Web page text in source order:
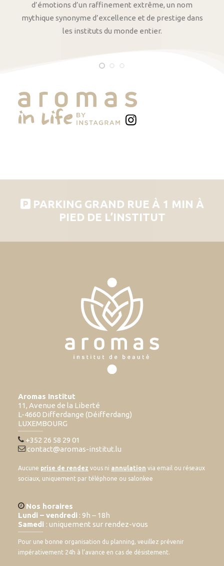
d’émotions d’un raffinement extrême, un nom
mythique synonyme d’excellence et de prestige dans
les instituts du monde entier.
PARKING GRAND RUE À 1 MIN À
PIED DE L’INSTITUT
Aromas Institut
11, Avenue de la Liberté
L-4660 Differdange (Déifferdang)
LUXEMBOURG
+352 26 58 29 01
contact@aromas-institut.lu
Aucune prise de rendez vous ni annulation via email ou réseaux
sociaux, uniquement par téléphone ou salonkee
Nos horaires
Lundi – vendredi : 9h – 18h
Samedi : uniquement sur rendez-vous
Pour une bonne organisation du planning, veuillez prévenir
impérativement 24h à l’avance en cas de désistement.